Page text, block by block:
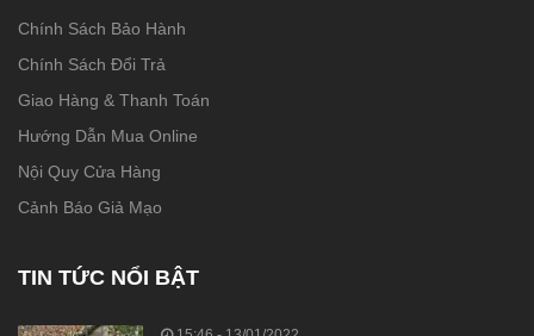
Chính Sách Bảo Hành
Chính Sách Đổi Trả
Giao Hàng & Thanh Toán
Hướng Dẫn Mua Online
Nội Quy Cửa Hàng
Cảnh Báo Giả Mạo
TIN TỨC NỔI BẬT